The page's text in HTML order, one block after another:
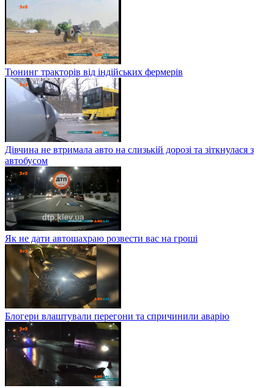
Тюнинг тракторів від індійських фермерів
Дівчина не втримала авто на слизькій дорозі та зіткнулася з
автобусом
Як не дати автошахраю розвести вас на гроші
Блогери влаштували перегони та спричинили аварію